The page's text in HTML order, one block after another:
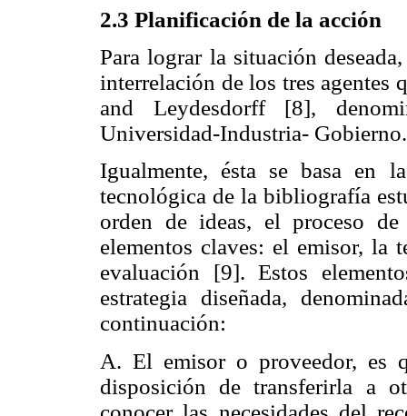
2.3 Planificación de la acción
Para lograr la situación
interrelación de los tres agentes
and Leydesdorff [8],
Universidad-Industria- Gobierno.
Igualmente, ésta se basa en
tecnológica de la bibliografía
orden de ideas, el proceso
elementos claves: el emisor, la
evaluación [9]. Estos
estrategia diseñada,
continuación:
A. El emisor o proveedor, es
disposición de transferirla a